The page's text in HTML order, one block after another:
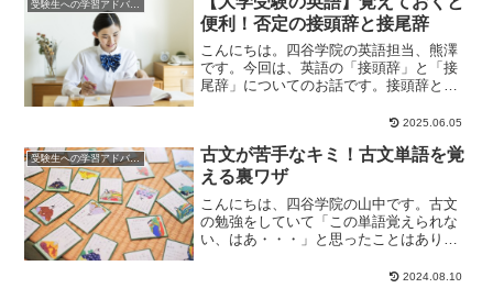
便利！否定の接頭辞と接尾辞
こんにちは。四谷学院の英語担当、熊澤
です。今回は、英語の「接頭辞」と「接
尾辞」についてのお話です。接頭辞と接
2025.06.05
受験生への学習アドバイス
古文が苦手なキミ！古文単語を覚
える裏ワザ
こんにちは、四谷学院の山中です。古文
の勉強をしていて「この単語覚えられな
い、はあ・・・」と思ったことはありま
2024.08.10